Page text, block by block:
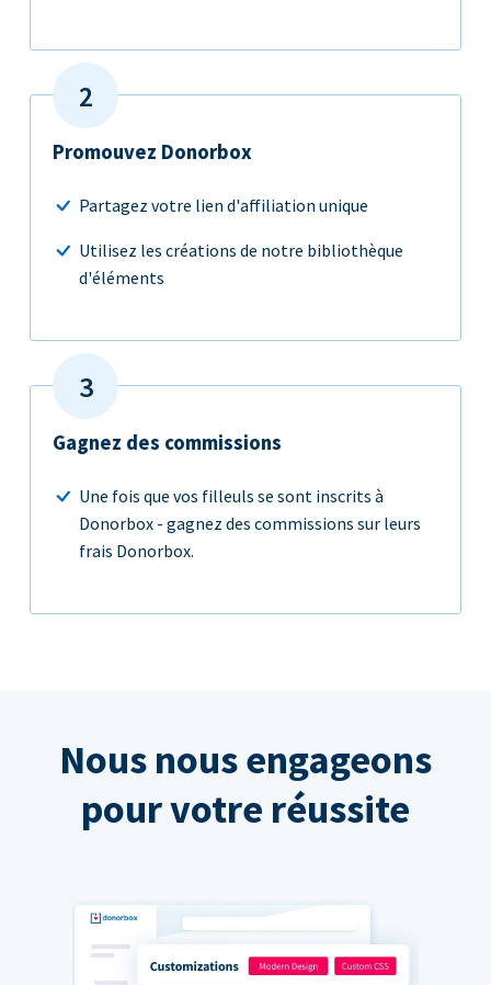
Promouvez Donorbox
Partagez votre lien d'affiliation unique
Utilisez les créations de notre bibliothèque
d'éléments
Gagnez des commissions
Une fois que vos filleuls se sont inscrits à
Donorbox - gagnez des commissions sur leurs
frais Donorbox.
Nous nous engageons
pour votre réussite